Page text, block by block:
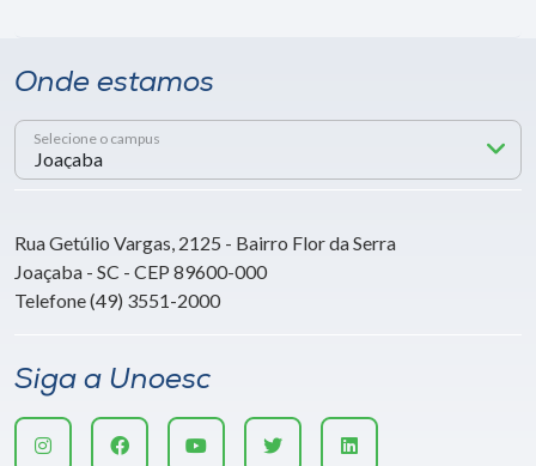
Onde estamos
Selecione o campus
Rua Getúlio Vargas, 2125 - Bairro Flor da Serra
Joaçaba - SC - CEP 89600-000
Telefone (49) 3551-2000
Siga a Unoesc